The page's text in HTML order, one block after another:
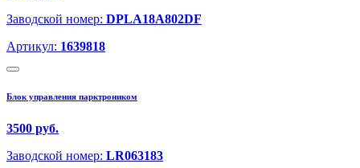
Заводской номер: DPLA18A802DF
Артикул: 1639818
Блок управления парктроником
3500 руб.
Заводской номер: LR063183